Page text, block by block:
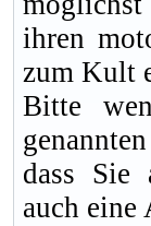
ihren
zum Kult
Bitte
dass Sie
auch eine